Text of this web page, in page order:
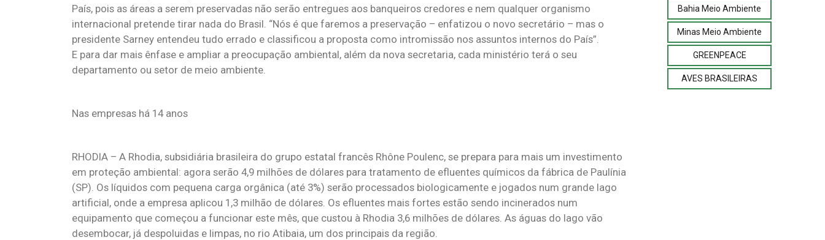
País, pois as áreas a serem preservadas não serão entregues aos banqueiros credores e nem qualquer organismo
internacional pretende tirar nada do Brasil. “Nós é que faremos a preservação – enfatizou o novo secretário – mas o
presidente Sarney entendeu tudo errado e classificou a proposta como intromissão nos assuntos internos do País”.
E para dar mais ênfase e ampliar a preocupação ambiental, além da nova secretaria, cada ministério terá o seu
departamento ou setor de meio ambiente.
Nas empresas há 14 anos
RHODIA – A Rhodia, subsidiária brasileira do grupo estatal francês Rhône Poulenc, se prepara para mais um investimento
em proteção ambiental: agora serão 4,9 milhões de dólares para tratamento de efluentes químicos da fábrica de Paulínia
(SP). Os líquidos com pequena carga orgânica (até 3%) serão processados biologicamente e jogados num grande lago
artificial, onde a empresa aplicou 1,3 milhão de dólares. Os efluentes mais fortes estão sendo incinerados num
equipamento que começou a funcionar este mês, que custou à Rhodia 3,6 milhões de dólares. As águas do lago vão
desembocar, já despoluidas e limpas, no rio Atibaia, um dos principais da região.
Bahia Meio Ambiente
Minas Meio Ambiente
GREENPEACE
AVES BRASILEIRAS